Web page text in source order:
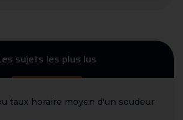
sujets les plus lus
taux horaire moyen d'un soudeur